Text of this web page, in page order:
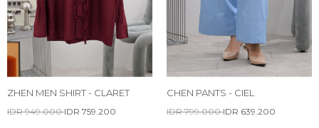
ZHEN MEN SHIRT - CLARET
IDR 949.000IDR 759.200
CHEN PANTS - CIEL
IDR 799.000IDR 639.200